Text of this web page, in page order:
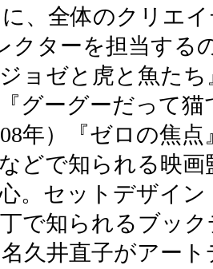
、全体のクリエ
クターを担当する
ョゼと虎と魚たち
『グーグーだって猫
年）『ゼロの焦点
などで知られる映画
。セットデザイン
で知られるブック
久井直子がアート